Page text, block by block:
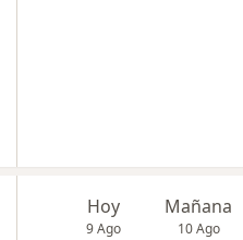
Hoy
9 Ago
Mañana
10 Ago